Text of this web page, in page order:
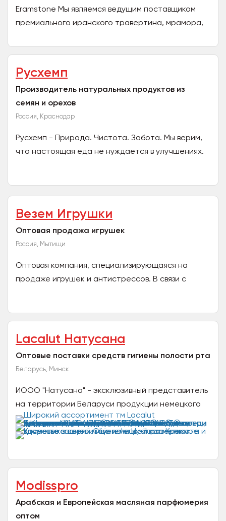
Eramstone Мы являемся ведущим поставщиком
премиального иранского травертина, мрамора,
карьеров и...
Русхемп
Производитель натуральных продуктов из
семян и орехов
Россия, Краснодар
Русхемп - Природа. Чистота. Забота. Мы верим,
что настоящая еда не нуждается в улучшениях.
Везем Игрушки
Оптовая продажа игрушек
Россия, Мытищи
Оптовая компания, специализирующаяся на
продаже игрушек и антистрессов. В связи с
Lacalut Натусана
Оптовые поставки средств гигиены полости рта
Беларусь, Минск
ИООО "Натусана" - эксклюзивный представитель
на территории Беларуси продукции немецкого
концерна "Dr.Theiss Naturwaren Gmbh": Dr.Theiss
-...
Modisspro
Арабская и Европейская масляная парфюмерия
оптом